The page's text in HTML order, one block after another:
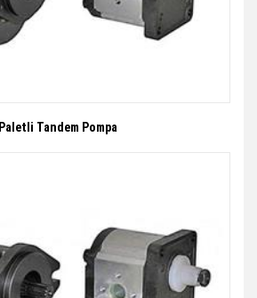
Paletli Tandem Pompa